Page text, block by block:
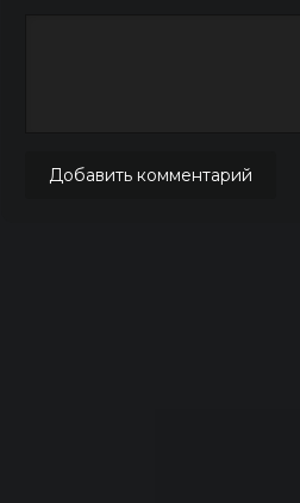
Добавить комментарий